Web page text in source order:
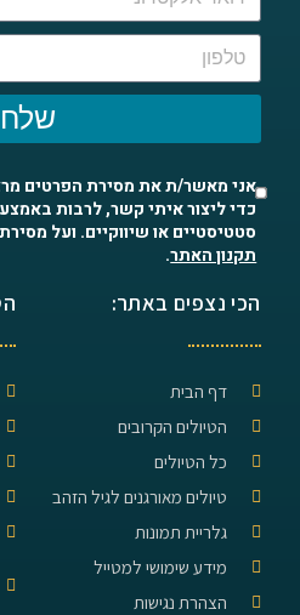
שלח
אני מאשר/ת את מסירת הפרטים
כדי ליצור איתי קשר, לרבות
סטטיסטיים או שיווקיים. ועל
תקנון האתר.
הכי נצפים באתר:
דף הבית
הטיולים הקרובים
כל הטיולים
טיולים מאורגנים לגיל הזהב
גלריית תמונות
מידע שימושי למטייל
הצהרת נגישות